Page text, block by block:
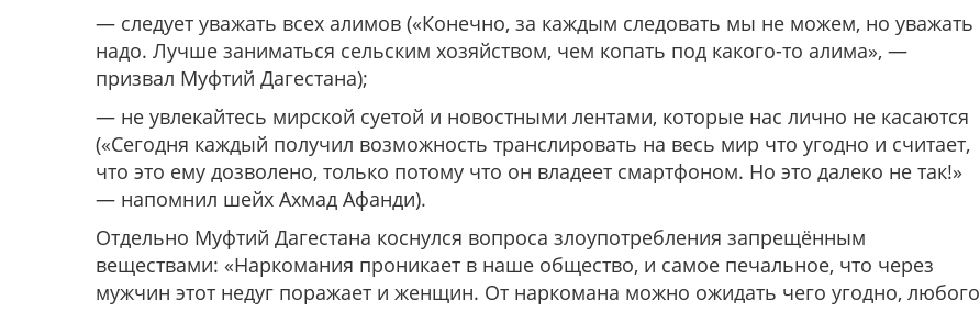
— следует уважать всех алимов («Конечно, за каждым следовать мы не можем, но уважать
надо. Лучше заниматься сельским хозяйством, чем копать под какого-то алима», —
призвал Муфтий Дагестана);
— не увлекайтесь мирской суетой и новостными лентами, которые нас лично не касаются
(«Сегодня каждый получил возможность транслировать на весь мир что угодно и считает,
что это ему дозволено, только потому что он владеет смартфоном. Но это далеко не так!»
— напомнил шейх Ахмад Афанди).
Отдельно Муфтий Дагестана коснулся вопроса злоупотребления запрещённым
веществами: «Наркомания проникает в наше общество, и самое печальное, что через
мужчин этот недуг поражает и женщин. От наркомана можно ожидать чего угодно, любого